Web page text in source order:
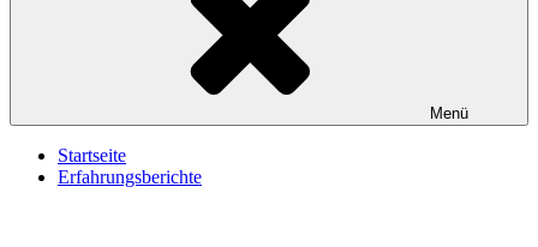
Menü
Startseite
Erfahrungsberichte